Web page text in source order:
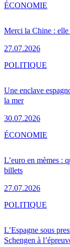
Merci la Chine : elle
27.07.2026
ÉCONOMIE
Une enclave
la mer
30.07.2026
POLITIQUE
L’euro en mèmes :
billets
27.07.2026
ÉCONOMIE
L’Espagne sous
Schengen à
POLITIQUE